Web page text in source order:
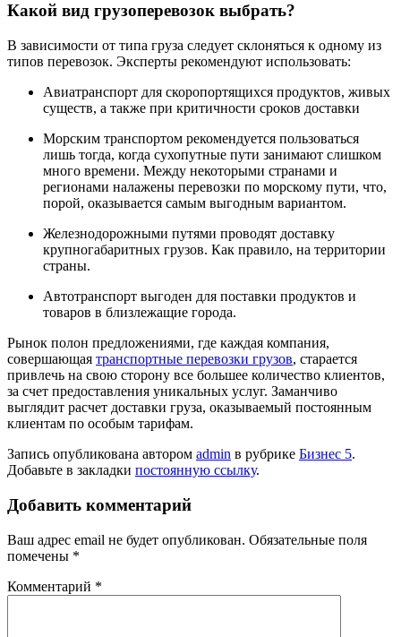
Какой вид грузоперевозок выбрать?
В зависимости от типа груза следует склоняться к одному из
типов перевозок. Эксперты рекомендуют использовать:
Авиатранспорт для скоропортящихся продуктов, живых
существ, а также при критичности сроков доставки
Морским транспортом рекомендуется пользоваться
лишь тогда, когда сухопутные пути занимают слишком
много времени. Между некоторыми странами и
регионами налажены перевозки по морскому пути, что,
порой, оказывается самым выгодным вариантом.
Железнодорожными путями проводят доставку
крупногабаритных грузов. Как правило, на территории
страны.
Автотранспорт выгоден для поставки продуктов и
товаров в близлежащие города.
Рынок полон предложениями, где каждая компания,
совершающая транспортные перевозки грузов, старается
привлечь на свою сторону все большее количество клиентов,
за счет предоставления уникальных услуг. Заманчиво
выглядит расчет доставки груза, оказываемый постоянным
клиентам по особым тарифам.
Запись опубликована автором admin в рубрике Бизнес 5.
Добавьте в закладки постоянную ссылку.
Добавить комментарий
Ваш адрес email не будет опубликован. Обязательные поля
помечены *
Комментарий *